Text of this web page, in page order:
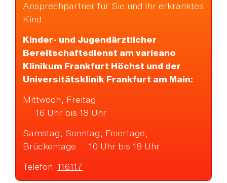
Ansprechpartner für Sie und Ihr erkranktes
Kind.
Kinder- und Jugendärztlicher
Bereitschaftsdienst am varisano
Klinikum Frankfurt Höchst und der
Universitätsklinik Frankfurt am Main:
Mittwoch, Freitag
16 Uhr bis 18 Uhr
Samstag, Sonntag, Feiertage,
Brückentage 10 Uhr bis 18 Uhr
Telefon: 116117